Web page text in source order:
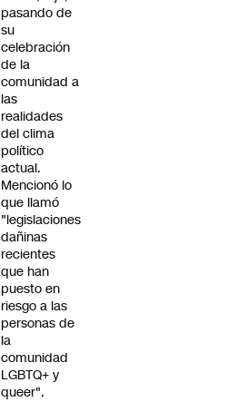
pasando de
su
celebración
de la
comunidad a
las
realidades
del clima
político
actual.
Mencionó lo
que llamó
"legislaciones
dañinas
recientes
que han
puesto en
riesgo a las
personas de
la
comunidad
LGBTQ+ y
queer".